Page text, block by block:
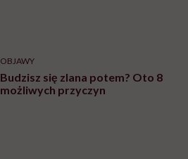
OBJAWY
Budzisz się zlana potem? Oto 8
możliwych przyczyn